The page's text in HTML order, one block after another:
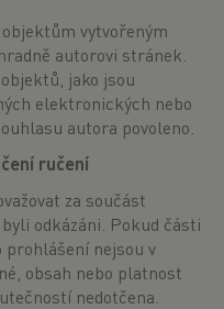
vytvořeným
autorovi stránek.
jako jsou
elektronických nebo
autora povoleno.
ručení
za součást
odkázáni. Pokud části
prohlášení nejsou v
obsah nebo platnost
nedotčena.